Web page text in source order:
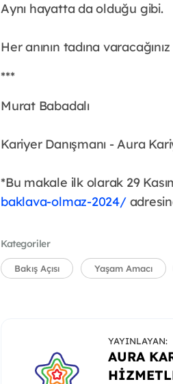
Aynı hayatta da olduğu gibi.
Her anının tadına
***
Murat Babadalı
Kariyer Danışmanı - Aura
*Bu makale ilk olarak 29
baklava-olmaz-2024/
Kategoriler
Bakış Açısı Yaşam Amacı
YAYINLAYAN:
AURA